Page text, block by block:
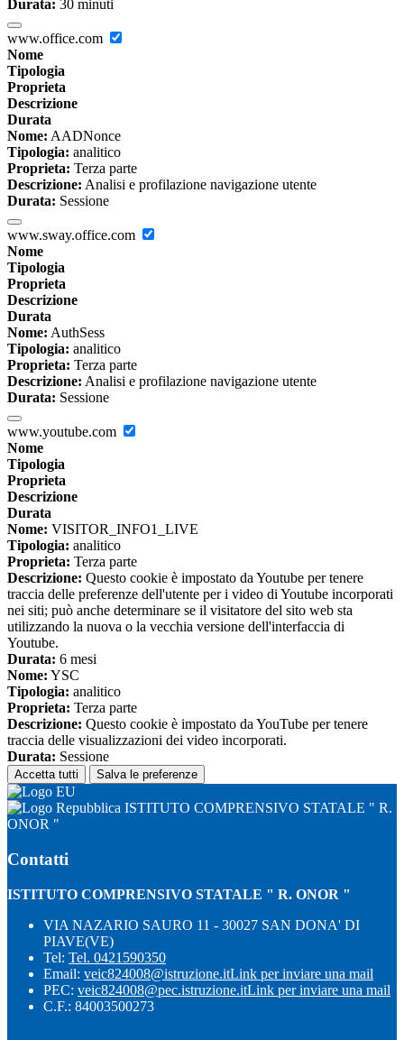
Durata: 30 minuti
www.office.com
Nome
Tipologia
Proprieta
Descrizione
Durata
Nome: AADNonce
Tipologia: analitico
Proprieta: Terza parte
Descrizione: Analisi e profilazione navigazione utente
Durata: Sessione
www.sway.office.com
Nome
Tipologia
Proprieta
Descrizione
Durata
Nome: AuthSess
Tipologia: analitico
Proprieta: Terza parte
Descrizione: Analisi e profilazione navigazione utente
Durata: Sessione
www.youtube.com
Nome
Tipologia
Proprieta
Descrizione
Durata
Nome: VISITOR_INFO1_LIVE
Tipologia: analitico
Proprieta: Terza parte
Descrizione: Questo cookie è impostato da Youtube per tenere
traccia delle preferenze dell'utente per i video di Youtube incorporati
nei siti; può anche determinare se il visitatore del sito web sta
utilizzando la nuova o la vecchia versione dell'interfaccia di
Youtube.
Durata: 6 mesi
Nome: YSC
Tipologia: analitico
Proprieta: Terza parte
Descrizione: Questo cookie è impostato da YouTube per tenere
traccia delle visualizzazioni dei video incorporati.
Durata: Sessione
Accetta tutti Salva le preferenze
ISTITUTO COMPRENSIVO STATALE " R.
ONOR "
Contatti
ISTITUTO COMPRENSIVO STATALE " R. ONOR "
VIA NAZARIO SAURO 11 - 30027 SAN DONA' DI
PIAVE(VE)
Tel: Tel. 0421590350
Email: veic824008@istruzione.itLink per inviare una mail
PEC: veic824008@pec.istruzione.itLink per inviare una mail
C.F.: 84003500273